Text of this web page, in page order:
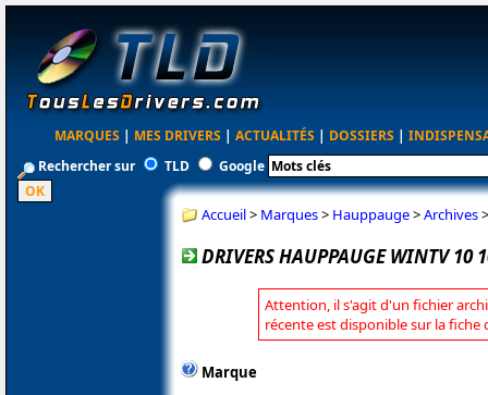
MARQUES | MES DRIVERS | ACTUALITÉS | DOSSIERS |
Rechercher sur
TLD Google
Accueil> Marques> Hauppauge>Archives
DRIVERS HAUPPAUGE WINTV 10
Attention, il s'agit d'un fichier
récente est disponible sur la fiche
Marque